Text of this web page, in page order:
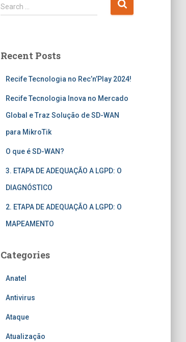
Search …
Recent Posts
Recife Tecnologia no Rec’n’Play 2024!
Recife Tecnologia Inova no Mercado
Global e Traz Solução de SD-WAN
para MikroTik
O que é SD-WAN?
3. ETAPA DE ADEQUAÇÃO A LGPD: O
DIAGNÓSTICO
2. ETAPA DE ADEQUAÇÃO A LGPD: O
MAPEAMENTO
Categories
Anatel
Antivirus
Ataque
Atualização